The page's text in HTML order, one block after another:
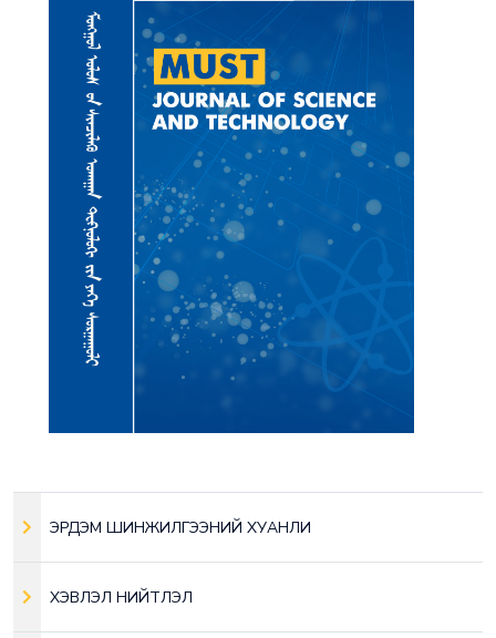
ЭРДЭМ ШИНЖИЛГЭЭНИЙ ХУАНЛИ
ХЭВЛЭЛ НИЙТЛЭЛ